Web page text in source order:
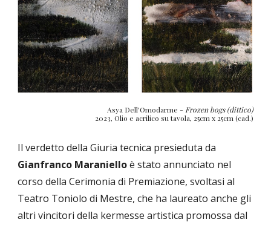
Asya Dell'Omodarme - Frozen bogs (dittico)
2023, Olio e acrilico su tavola, 25cm x 25cm (cad.)
Il verdetto della Giuria tecnica presieduta da
Gianfranco Maranielloè stato annunciato nel
corso della Cerimonia di Premiazione, svoltasi al
Teatro Toniolo di Mestre, che ha laureato anche gli
altri vincitori della kermesse artistica promossa dal